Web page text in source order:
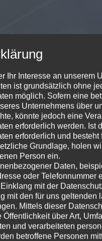
Ihr Interesse an unserem
ist grundsätzlich ohne
möglich. Sofern eine
Unternehmens über
könnte jedoch eine
erforderlich werden. Ist
erforderlich und besteht
Grundlage, holen
Person ein.
Daten,
oder Telefonnummer
mit der
mit den für uns geltenden
Mittels dieser
über Art,
und verarbeiteten
betroffene Personen